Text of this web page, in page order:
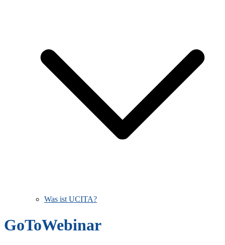
Was ist UCITA?
GoToWebinar